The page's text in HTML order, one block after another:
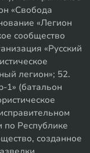
«Свобода
«Легион
сообщество
«Русский
легион»; 52.
1» (батальон
Республике
созданное